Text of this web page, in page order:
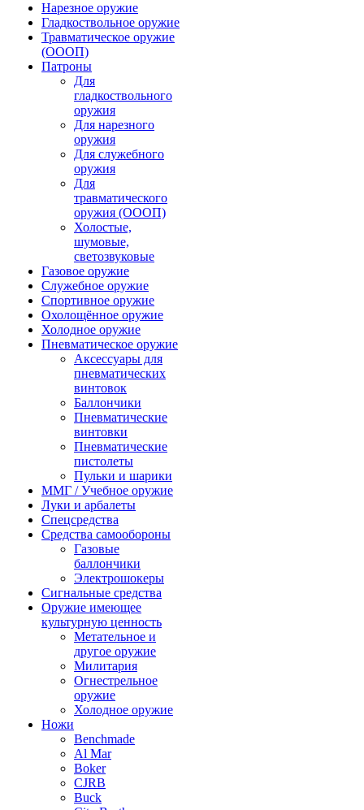
Нарезное оружие
Гладкоствольное оружие
Травматическое оружие
(ОООП)
Патроны
Для
гладкоствольного
оружия
Для нарезного
оружия
Для служебного
оружия
Для
травматического
оружия (ОООП)
Холостые,
шумовые,
светозвуковые
Газовое оружие
Служебное оружие
Спортивное оружие
Охолощённое оружие
Холодное оружие
Пневматическое оружие
Аксессуары для
пневматических
винтовок
Баллончики
Пневматические
винтовки
Пневматические
пистолеты
Пульки и шарики
ММГ / Учебное оружие
Луки и арбалеты
Спецсредства
Средства самообороны
Газовые
баллончики
Электрошокеры
Сигнальные средства
Оружие имеющее
культурную ценность
Метательное и
другое оружие
Милитария
Огнестрельное
оружие
Холодное оружие
Ножи
Benchmade
Al Mar
Boker
CJRB
Buck